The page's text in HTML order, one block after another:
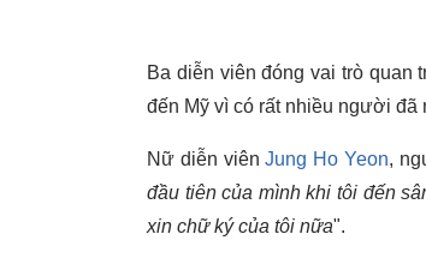
Ba diễn viên đóng vai trò quan
đến Mỹ vì có rất nhiều người đã
Nữ diễn viênJung Ho Yeon,
đầu tiên của mình khi tôi đến
xin chữ ký của tôi nữa".